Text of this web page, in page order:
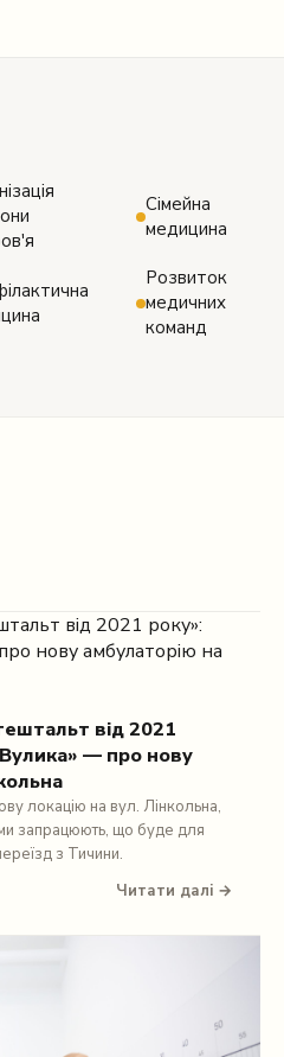
Сімейна
медицина
Розвиток
медичних
команд
від 2021
— про нову
локацію на вул. Лінкольна,
запрацюють, що буде для
з Тичини.
Читати далі →